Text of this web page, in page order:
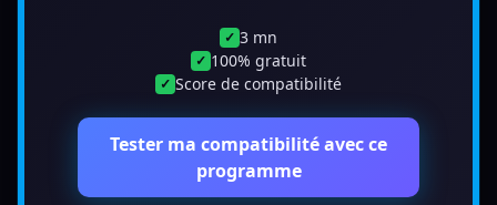
✓ 3 mn
✓ 100% gratuit
✓ Score de compatibilité
Tester ma compatibilité avec ce
programme